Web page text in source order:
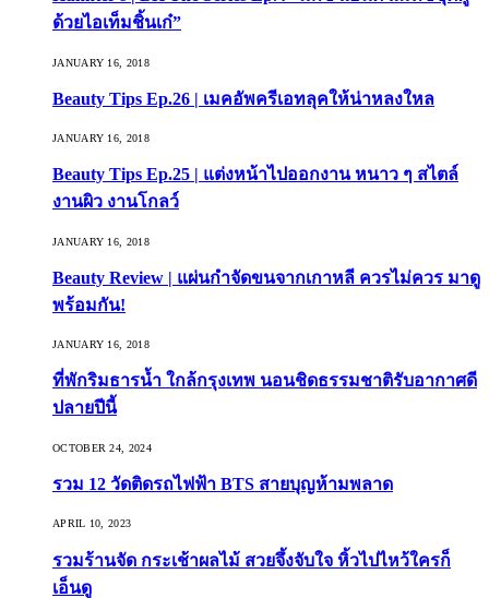
ด้วยไอเท็มชิ้นเก๋”
JANUARY 16, 2018
Beauty Tips Ep.26 | เมคอัพครีเอทลุคให้น่าหลงใหล
JANUARY 16, 2018
Beauty Tips Ep.25 | แต่งหน้าไปออกงาน หนาว ๆ สไตล์
งานผิว งานโกลว์
JANUARY 16, 2018
Beauty Review | แผ่นกำจัดขนจากเกาหลี ควรไม่ควร มาดู
พร้อมกัน!
JANUARY 16, 2018
ที่พักริมธารน้ำ ใกล้กรุงเทพ นอนชิดธรรมชาติรับอากาศดี
ปลายปีนี้
OCTOBER 24, 2024
รวม 12 วัดติดรถไฟฟ้า BTS สายบุญห้ามพลาด
APRIL 10, 2023
รวมร้านจัด กระเช้าผลไม้ สวยจึ้งจับใจ หิ้วไปไหว้ใครก็
เอ็นดู